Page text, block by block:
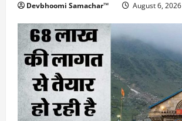
Devbhoomi Samachar™ August 6, 2026